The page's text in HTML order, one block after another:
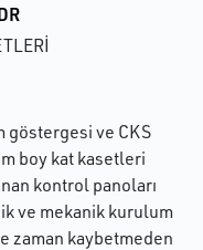
göstergesi ve CKS
boy kat kasetleri
kontrol panoları
ve mekanik kurulum
zaman kaybetmeden